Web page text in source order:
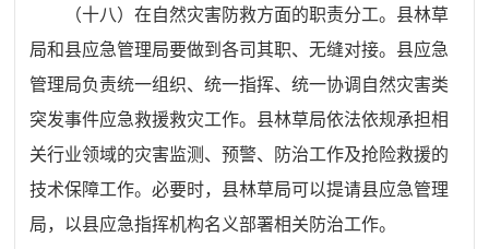
（十八）在自然灾害防救方面的职责分工。县林草
局和县应急管理局要做到各司其职、无缝对接。县应急
管理局负责统一组织、统一指挥、统一协调自然灾害类
突发事件应急救援救灾工作。县林草局依法依规承担相
关行业领域的灾害监测、预警、防治工作及抢险救援的
技术保障工作。必要时，县林草局可以提请县应急管理
局，以县应急指挥机构名义部署相关防治工作。